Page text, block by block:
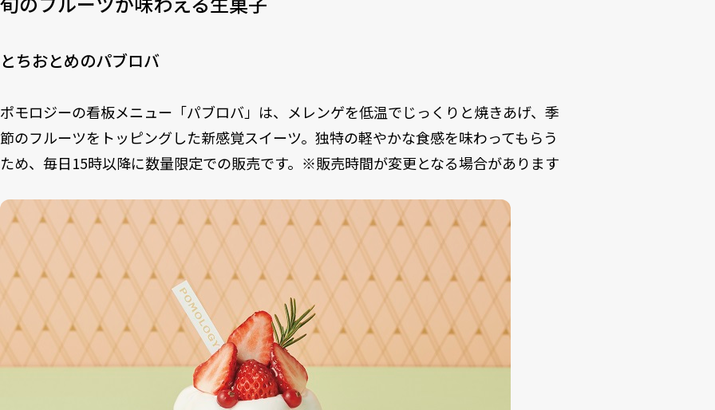
とちおとめのパブロバ
ポモロジーの看板メニュー「パブロバ」は、メレンゲを低温でじっくりと焼きあげ、季
節のフルーツをトッピングした新感覚スイーツ。独特の軽やかな食感を味わってもらう
ため、毎日15時以降に数量限定での販売です。※販売時間が変更となる場合があります